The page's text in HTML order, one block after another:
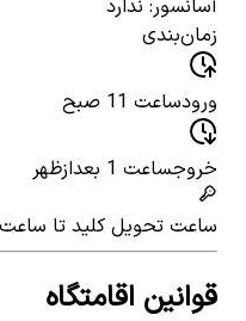
آسانسور: ندارد
زمان‌بندی
ورودساعت 11 صبح
خروجساعت 1 بعدازظهر
ساعت تحویل کلید تا ساعت 12 شب
قوانین اقامتگاه